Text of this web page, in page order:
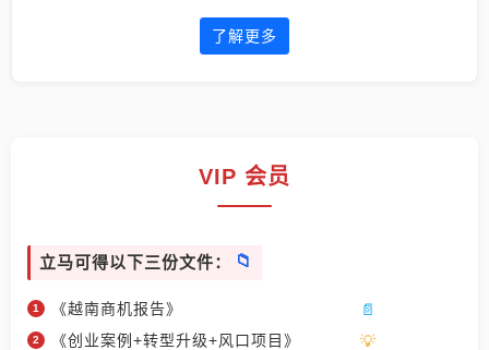
了解更多
VIP 会员
立马可得以下三份文件：
《越南商机报告》
《创业案例+转型升级+风口项目》